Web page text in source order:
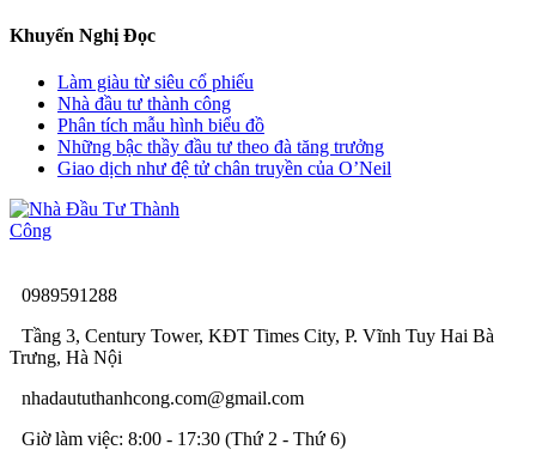
Khuyến Nghị Đọc
Làm giàu từ siêu cổ phiếu
Nhà đầu tư thành công
Phân tích mẫu hình biểu đồ
Những bậc thầy đầu tư theo đà tăng trưởng
Giao dịch như đệ tử chân truyền của O’Neil
0989591288
Tầng 3, Century Tower, KĐT Times City, P. Vĩnh Tuy Hai Bà
Trưng, Hà Nội
nhadaututhanhcong.com@gmail.com
Giờ làm việc: 8:00 - 17:30 (Thứ 2 - Thứ 6)